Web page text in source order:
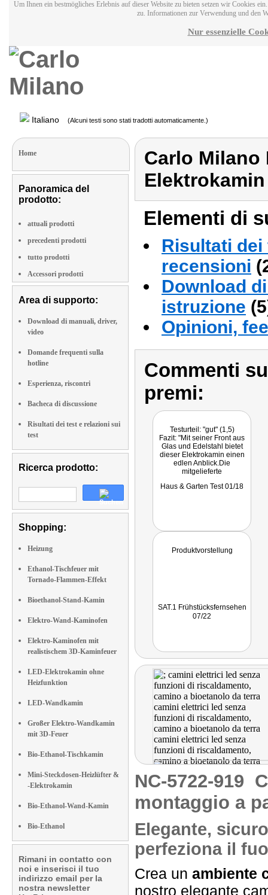
Um Ihnen ein bestmögliches Erlebnis auf dieser Website zu bieten setzen wir Cookies
zu. Informationen zur Verwendung und den
Nur essenzielle
Italiano (Alcuni testi sono stati tradotti automaticamente.)
Home
Panoramica del
prodotto:
attuali prodotti
precedenti prodotti
tutto prodotti
Accessori prodotti
Area di supporto:
Download di manuali, driver,
video
Domande frequenti sulla
hotline
Esperienza, riscontri
Bacheca di discussione
Risultati dei test e relazioni sui
test
Ricerca prodotto:
Shopping:
Heizung
Ethanol-Tischfeuer mit
Tornado-Flammen-Effekt
Bioethanol-Stand-Kamin
Elektro-Wand-Kaminofen
Elektro-Kaminofen mit
realistischem 3D-Kaminfeuer
LED-Elektrokamin ohne
Heizfunktion
LED-Wandkamin
Großer Elektro-Wandkamin
mit 3D-Feuer
Bio-Ethanol-Tischkamin
Mini-Steckdosen-Heizlüfter &
-Elektrokamin
Bio-Ethanol-Wand-Kamin
Bio-Ethanol
Rimani in contatto con
noi e inserisci il tuo
indirizzo email per la
nostra newsletter
Carlo Milano
Elementi di
Risultati
recensioni
Download
istruzione
Opinioni,
Commenti
premi:
Testurteil: "gut" (1,5)
Fazit: "Mit seiner Front aus
Glas und Edelstahl bietet
dieser Elektrokamin einen
edlen Anblick.Die
mitgelieferte
Funktionen bequem vom
Haus & Garten Test 01/18
Produktvorstellung
SAT.1 Frühstücksfernsehen
07/22
NC-5722-919
montaggio a
Elegante,
perfeziona il
Crea un ambiente
nostro elegante